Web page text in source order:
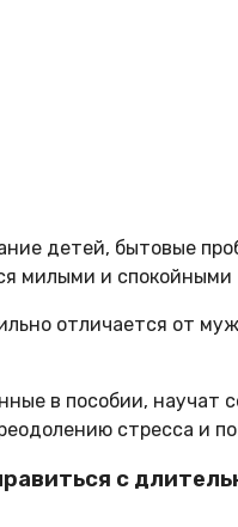
детей, бытовые
милыми и
отличается от
в пособии, научат
стресса и
с